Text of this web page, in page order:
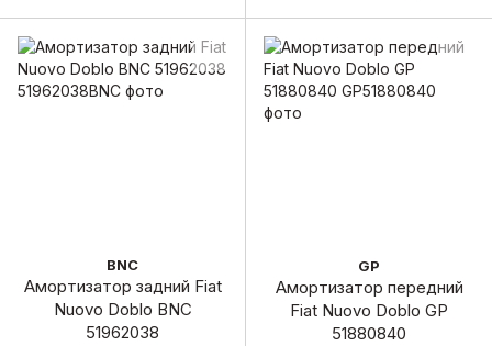
BNC
Амортизатор задний Fiat
Nuovo Doblo BNC
51962038
GP
Амортизатор передний
Fiat Nuovo Doblo GP
51880840